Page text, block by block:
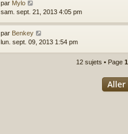
par Mylo
sam. sept. 21, 2013 4:05 pm
par Benkey
lun. sept. 09, 2013 1:54 pm
12 sujets • Page 1
Aller